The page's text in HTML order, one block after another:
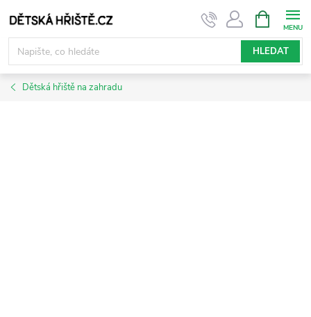
na
obsah
HLEDAT
NÁKUPNÍ
KOŠÍK
Dětská hřiště na zahradu